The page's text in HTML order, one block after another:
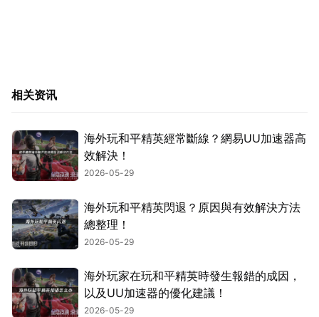
相关资讯
海外玩和平精英經常斷線？網易UU加速器高
效解決！
2026-05-29
海外玩和平精英閃退？原因與有效解決方法
總整理！
2026-05-29
海外玩家在玩和平精英時發生報錯的成因，
以及UU加速器的優化建議！
2026-05-29